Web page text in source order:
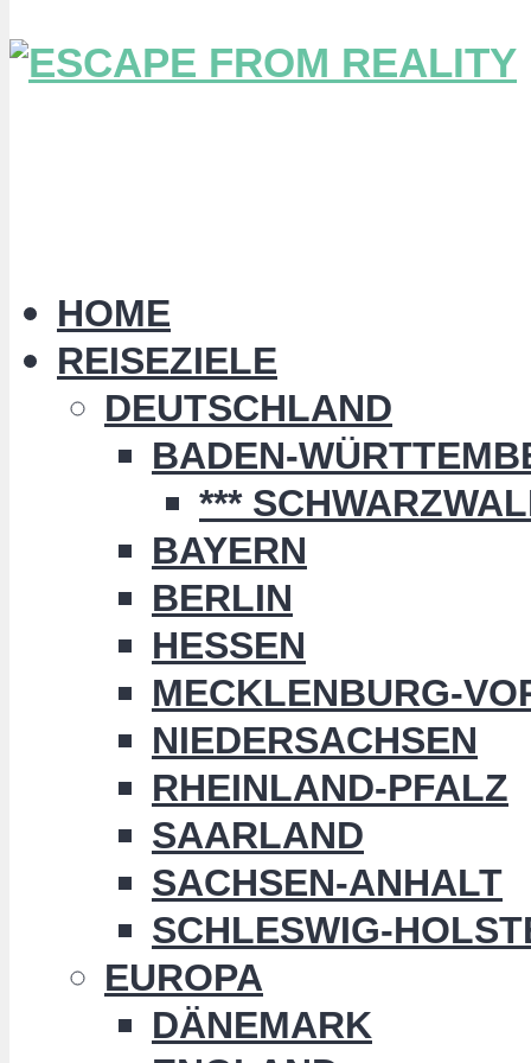
HOME
REISEZIELE
DEUTSCHLAND
BADEN-
***
BAYERN
BERLIN
HESSEN
MECKLENBURG-
NIEDERSACHSEN
RHEINLAND-PFALZ
SAARLAND
SACHSEN-ANHALT
SCHLESWIG-
EUROPA
DÄNEMARK